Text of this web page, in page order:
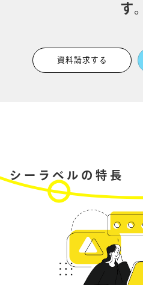
す。
資料請求する
シーラベルの特長